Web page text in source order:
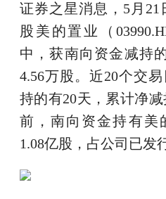
证券之星消息，5月21
股美的置业（
中，获南向资金减持
4.56万股。近20个交
持的有20天，累计净减
前，南向资金持有美
1.08亿股，占公司已发